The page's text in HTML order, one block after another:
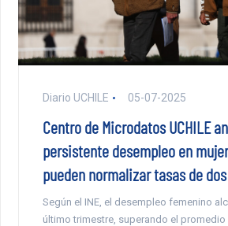
Diario UCHILE 05-07-2025
Centro de Microdatos UCHILE
persistente desempleo en
pueden normalizar tasas de
Según el INE, el desempleo femenino
último trimestre, superando el promedio